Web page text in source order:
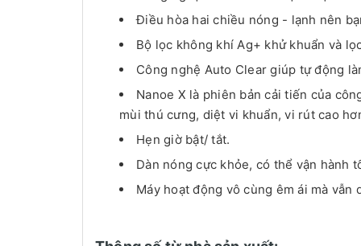
Điều hòa hai chiều nóng - lạnh nên
Bộ lọc không khí Ag+ khử khuẩn và
Công nghệ Auto Clear giúp tự động
Nanoe X là phiên bản cải tiến của
mùi thú cưng, diệt vi khuẩn, vi rút cao
Hẹn giờ bật/ tắt.
Dàn nóng cực khỏe, có thể vận hành
Máy hoạt động vô cùng êm ái mà